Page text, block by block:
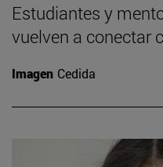
Estudiantes y
vuelven a conectar
Imagen Cedida